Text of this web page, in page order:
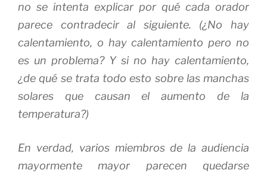
no se intenta explicar por qué cada orador
parece contradecir al siguiente.
(¿No hay
calentamiento, o hay calentamiento pero no
es un problema? Y si no hay calentamiento,
¿de qué se trata todo esto sobre las manchas
solares que causan el aumento de la
temperatura?)
En verdad, varios miembros de la audiencia
mayormente mayor parecen quedarse